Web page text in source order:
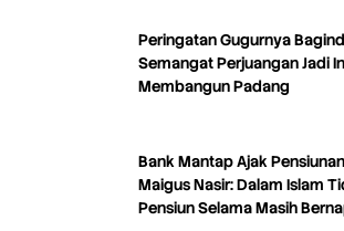
Peringatan Gugurnya
Semangat Perjuangan Jadi
Membangun Padang
Bank Mantap Ajak
Maigus Nasir: Dalam Islam
Pensiun Selama Masih